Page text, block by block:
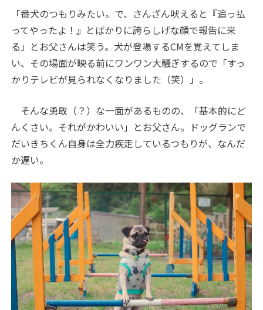
「番犬のつもりみたい。で、さんざん吠えると『追っ払
ってやったよ！』とばかりに誇らしげな顔で報告に来
る」とお父さんは笑う。犬が登場するCMを覚えてしま
い、その場面が映る前にワンワン大騒ぎするので「すっ
かりテレビが見られなくなりました（笑）」。
そんな勇敢（？）な一面があるものの、「基本的にど
んくさい。それがかわいい」とお父さん。ドッグランで
だいきちくん自身は全力疾走しているつもりが、なんだ
か遅い。